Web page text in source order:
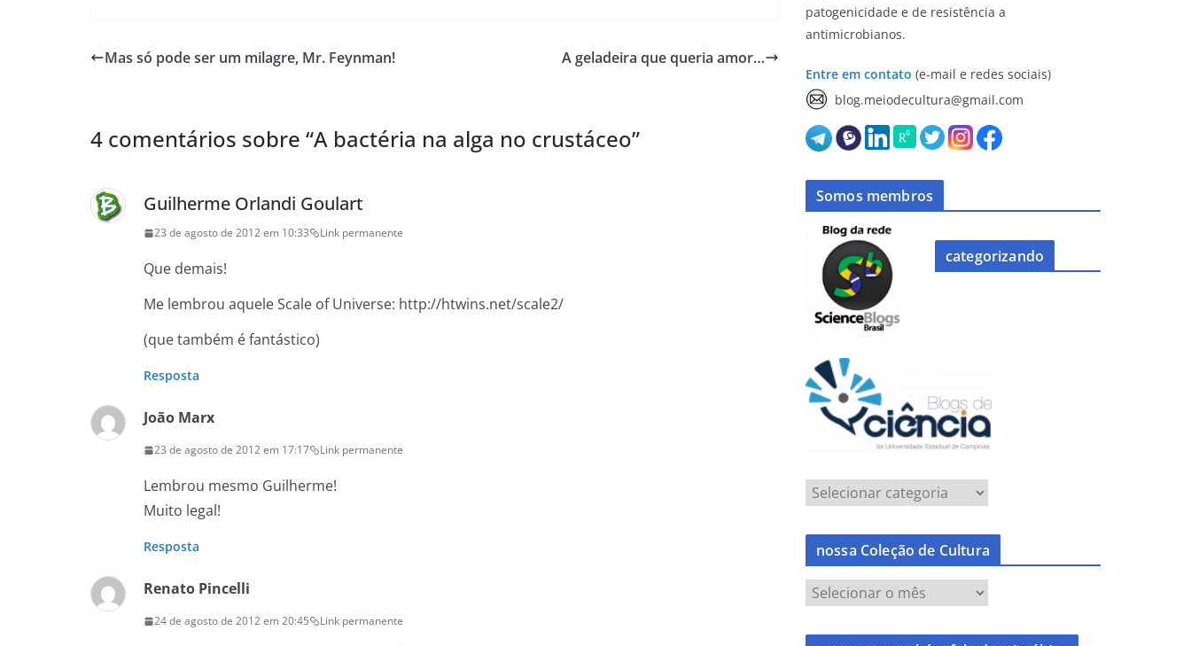
e
o
o
n
l e
Mas só pode ser um milagre, Mr. Feynman! A geladeira que queria amor…
4 comentários sobre “A bactéria na alga no crustáceo”
Guilherme Orlandi Goulart
23 de agosto de 2012 em 10:33 Link permanente
Que demais!
Me lembrou aquele Scale of Universe: http://htwins.net/scale2/
(que também é fantástico)
Resposta
João Marx
23 de agosto de 2012 em 17:17 Link permanente
Lembrou mesmo Guilherme!
Muito legal!
Resposta
Renato Pincelli
24 de agosto de 2012 em 20:45 Link permanente
patogenicidade e de resistência a
antimicrobianos.
Entre em contato (e-mail e redes sociais)
blog.meiodecultura@gmail.com
Somos membros
categorizando
nossa Coleção de Cultura